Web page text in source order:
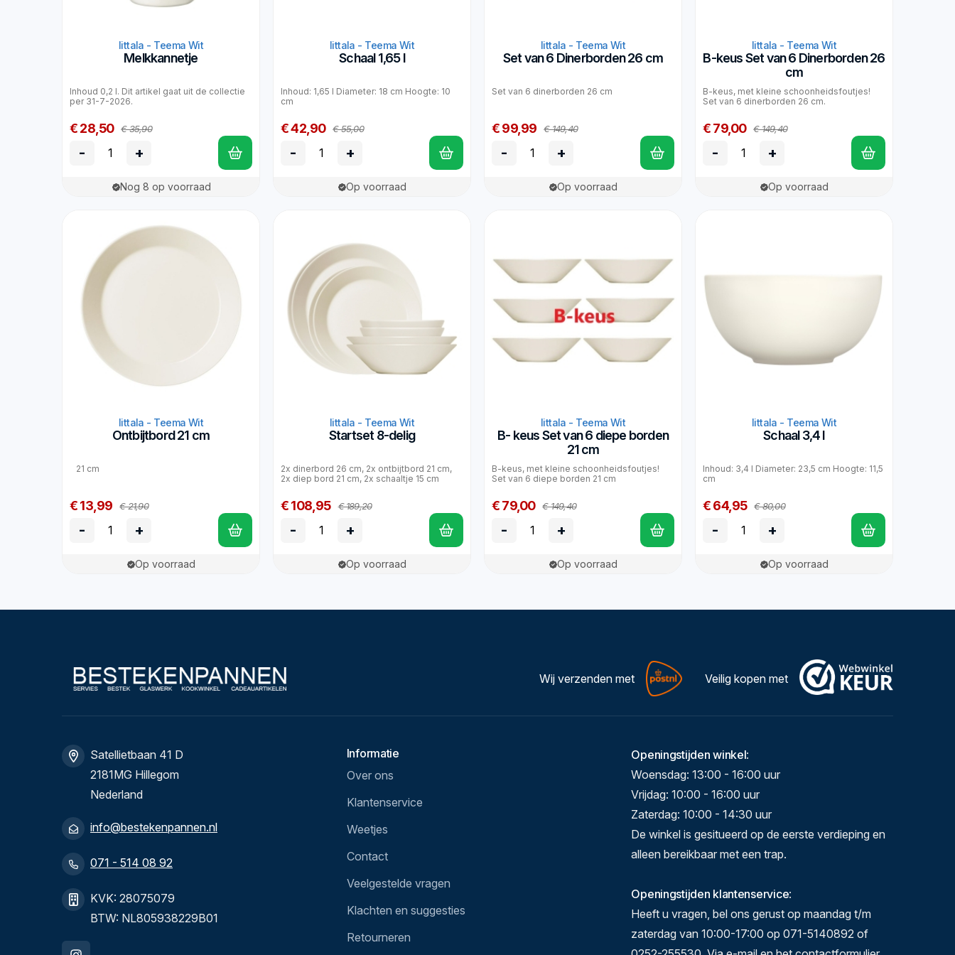
Iittala - Teema Wit
Melkkannetje
Inhoud 0,2 l. Dit artikel gaat uit de collectie
per 31-7-2026.
€ 28,50 € 35,90
- +
Nog 8 op voorraad
Iittala - Teema Wit
Schaal 1,65 l
Inhoud: 1,65 l Diameter: 18 cm Hoogte: 10
cm
€ 42,90 € 55,00
- +
Op voorraad
Iittala - Teema Wit
Set van 6 Dinerborden 26 cm
Set van 6 dinerborden 26 cm
€ 99,99 € 149,40
- +
Op voorraad
Iittala - Teema Wit
B-keus Set van 6 Dinerborden 26
cm
B-keus, met kleine schoonheidsfoutjes!
Set van 6 dinerborden 26 cm.
€ 79,00 € 149,40
- +
Op voorraad
Iittala - Teema Wit
Ontbijtbord 21 cm
21 cm
€ 13,99 € 21,90
- +
Op voorraad
Iittala - Teema Wit
Startset 8-delig
2x dinerbord 26 cm, 2x ontbijtbord 21 cm,
2x diep bord 21 cm, 2x schaaltje 15 cm
€ 108,95 € 189,20
- +
Op voorraad
Iittala - Teema Wit
B- keus Set van 6 diepe borden
21 cm
B-keus, met kleine schoonheidsfoutjes!
Set van 6 diepe borden 21 cm
€ 79,00 € 149,40
- +
Op voorraad
Iittala - Teema Wit
Schaal 3,4 l
Inhoud: 3,4 l Diameter: 23,5 cm Hoogte: 11,5
cm
€ 64,95 € 80,00
- +
Op voorraad
Wij verzenden met Veilig kopen met
Satellietbaan 41 D
2181MG Hillegom
Nederland
info@bestekenpannen.nl
071 - 514 08 92
KVK: 28075079
BTW: NL805938229B01
Informatie
Over ons
Klantenservice
Weetjes
Contact
Veelgestelde vragen
Klachten en suggesties
Retourneren
Openingstijden winkel:
Woensdag: 13:00 - 16:00 uur
Vrijdag: 10:00 - 16:00 uur
Zaterdag: 10:00 - 14:30 uur
De winkel is gesitueerd op de eerste verdieping en
alleen bereikbaar met een trap.
Openingstijden klantenservice:
Heeft u vragen, bel ons gerust op maandag t/m
zaterdag van 10:00-17:00 op 071-5140892 of